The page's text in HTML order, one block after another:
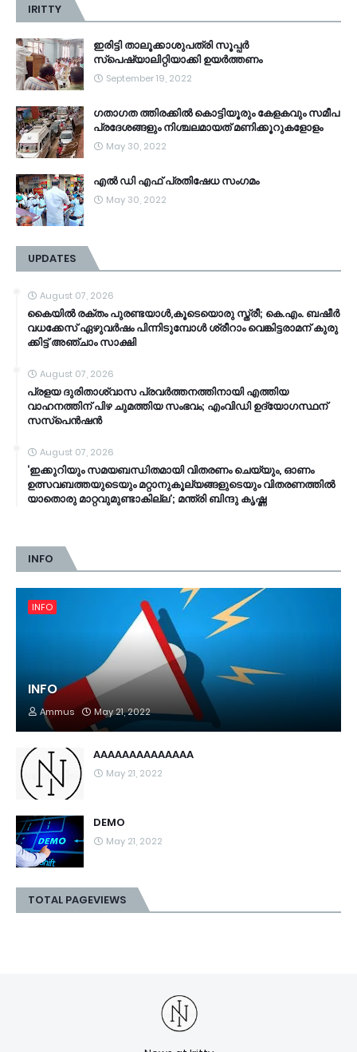
IRITTY
ഇരിട്ടി താലൂക്കാശുപത്രി സൂപ്പർ
സ്‌പെഷ്യാലിറ്റിയാക്കി ഉയർത്തണം
September 19, 2022
ഗതാഗത ത്തിരക്കിൽ കൊട്ടിയൂരും കേളകവും സമീപ
പ്രദേശങ്ങളും നിശ്ചലമായത് മണിക്കൂറുകളോളം
May 30, 2022
എൽ ഡി എഫ് പ്രതിഷേധ സംഗമം
May 30, 2022
UPDATES
August 07, 2026
കൈ​യി​ൽ ര​ക്തം പു​ര​ണ്ട​യാ​ൾ,കൂ​ടെ​യൊ​രു സ്ത്രീ; ​കെ.​എം. ബ​ഷീ​ർ
വ​ധ​ക്കേ​സ് ഏ​ഴു​വ​ർ​ഷം പി​ന്നി​ടു​മ്പോ​ൾ ശ്രീ​റാം വെ​ങ്കി​ട്ട​രാ​മ​ന് കു​രു​
ക്കി​ട്ട് അ​ഞ്ചാം സാ​ക്ഷി
August 07, 2026
പ്രളയ ദുരിതാശ്വാസ പ്രവർത്തനത്തിനായി എത്തിയ
വാഹനത്തിന് പിഴ ചുമത്തിയ സംഭവം; എംവിഡി ഉദ്യോഗസ്ഥന്
സസ്പെൻഷൻ
August 07, 2026
‘ഇക്കുറിയും സമയബന്ധിതമായി വിതരണം ചെയ്യും, ഓണം
ഉത്സവബത്തയുടെയും മറ്റാനുകൂല്യങ്ങളുടെയും വിതരണത്തിൽ
യാതൊരു മാറ്റവുമുണ്ടാകില്ല’; മന്ത്രി ബിന്ദു കൃഷ്ണ
INFO
INFO
INFO
Ammus May 21, 2022
AAAAAAAAAAAAAA
May 21, 2022
DEMO
May 21, 2022
TOTAL PAGEVIEWS